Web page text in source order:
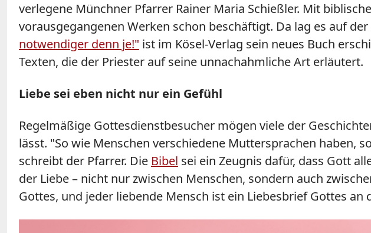
verlegene Münchner Pfarrer Rainer Maria Schießler. Mit
vorausgegangenen Werken schon beschäftigt. Da lag es auf
notwendiger denn je!" ist im Kösel-Verlag sein neues Buch
Texten, die der Priester auf seine unnachahmliche Art erläutert.
Liebe sei eben nicht nur ein Gefühl
Regelmäßige Gottesdienstbesucher mögen viele der
lässt. "So wie Menschen verschiedene Muttersprachen haben,
schreibt der Pfarrer. Die Bibel sei ein Zeugnis dafür, dass Gott
der Liebe – nicht nur zwischen Menschen, sondern auch
Gottes, und jeder liebende Mensch ist ein Liebesbrief Gottes an